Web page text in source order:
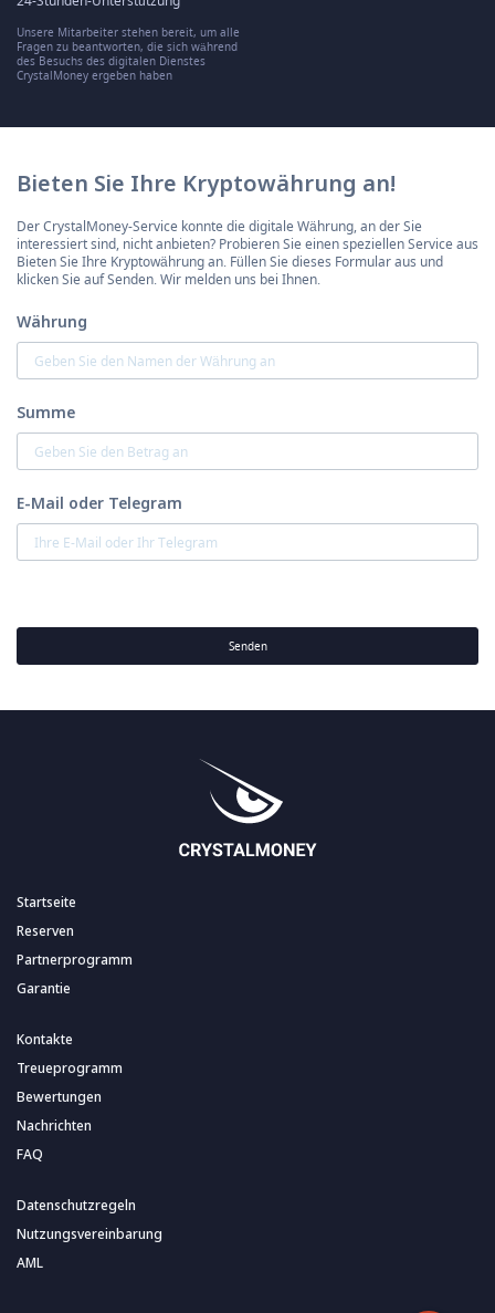
Unsere Mitarbeiter stehen bereit, um alle
Fragen zu beantworten, die sich während
des Besuchs des digitalen Dienstes
CrystalMoney ergeben haben
Bieten Sie Ihre Kryptowährung an!
Der CrystalMoney-Service konnte die digitale Währung, an der Sie
interessiert sind, nicht anbieten? Probieren Sie einen speziellen Service aus
Bieten Sie Ihre Kryptowährung an. Füllen Sie dieses Formular aus und
klicken Sie auf Senden. Wir melden uns bei Ihnen.
Währung
Summe
E-Mail oder Telegram
Senden
Startseite
Reserven
Partnerprogramm
Garantie
Kontakte
Treueprogramm
Bewertungen
Nachrichten
FAQ
Datenschutzregeln
Nutzungsvereinbarung
AML